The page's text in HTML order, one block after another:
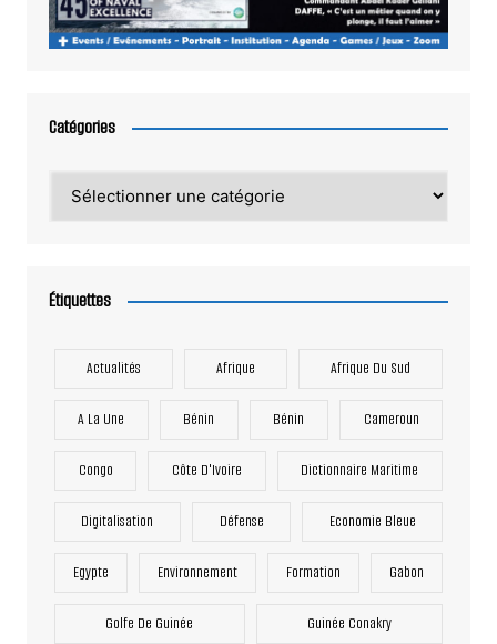
Catégories
Étiquettes
Actualités Afrique Afrique Du Sud
A La Une Bénin Bénin Cameroun
Congo Côte D'Ivoire Dictionnaire Maritime
Digitalisation Défense Economie Bleue
Egypte Environnement Formation Gabon
Golfe De Guinée Guinée Conakry